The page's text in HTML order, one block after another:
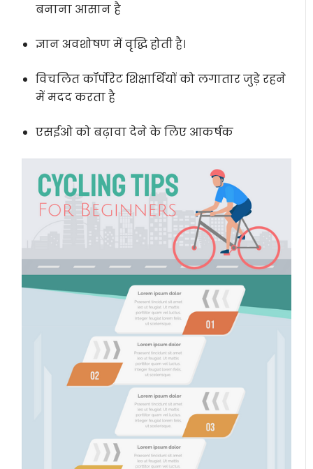
बनाना आसान है
ज्ञान अवशोषण में वृद्धि होती है।
विचलित कॉर्पोरेट शिक्षार्थियों को लगातार जुड़े रहने
में मदद करता है
एसईओ को बढ़ावा देने के लिए आकर्षक